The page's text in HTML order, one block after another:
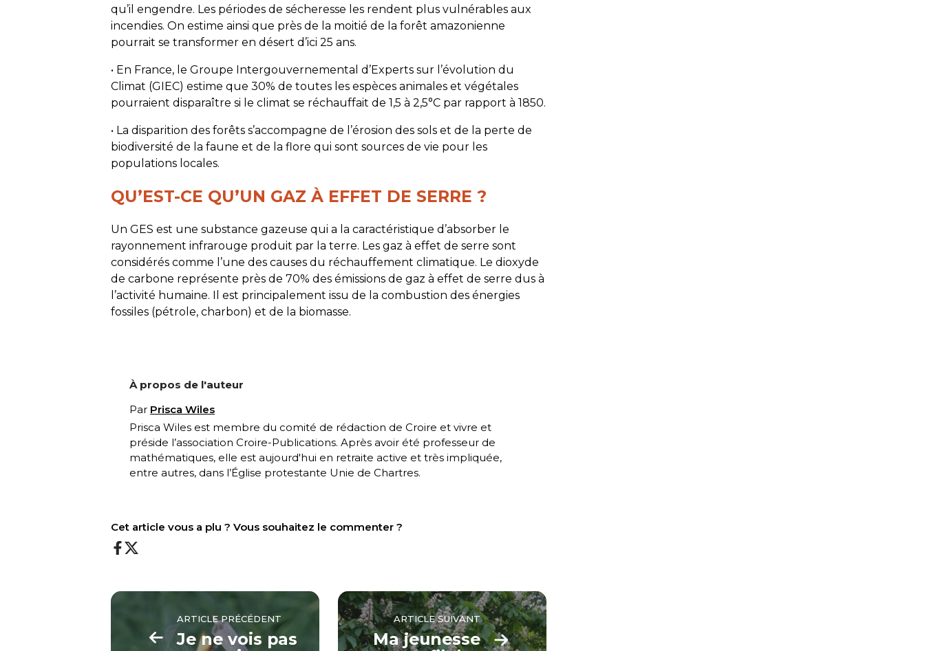
qu’il engendre. Les périodes de sécheresse les rendent plus vulnérables aux
incendies. On estime ainsi que près de la moitié de la forêt amazonienne
pourrait se transformer en désert d’ici 25 ans.
• En France, le Groupe Intergouvernemental d’Experts sur l’évolution du
Climat (GIEC) estime que 30% de toutes les espèces animales et végétales
pourraient disparaître si le climat se réchauffait de 1,5 à 2,5°C par rapport à 1850.
• La disparition des forêts s’accompagne de l’érosion des sols et de la perte de
biodiversité de la faune et de la flore qui sont sources de vie pour les
populations locales.
QU’EST-CE QU’UN GAZ À EFFET DE SERRE ?
Un GES est une substance gazeuse qui a la caractéristique d’absorber le
rayonnement infrarouge produit par la terre. Les gaz à effet de serre sont
considérés comme l’une des causes du réchauffement climatique. Le dioxyde
de carbone représente près de 70% des émissions de gaz à effet de serre dus à
l’activité humaine. Il est principalement issu de la combustion des énergies
fossiles (pétrole, charbon) et de la biomasse.
À propos de l'auteur
Par Prisca Wiles
Prisca Wiles est membre du comité de rédaction deCroire et vivre et
préside l’associationCroire-Publications. Après avoir été professeur de
mathématiques, elle est aujourd'hui en retraite active et très impliquée,
entre autres, dans l’Église protestante Unie de Chartres.
Cet article vous a plu ? Vous souhaitez le commenter ?
ARTICLE PRÉCÉDENT
Je ne vois pas
ARTICLE SUIVANT
Ma jeunesse